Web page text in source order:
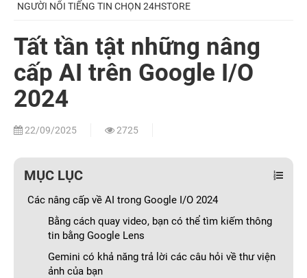
NGƯỜI NỔI TIẾNG TIN CHỌN 24HSTORE
Tất tần tật những nâng
cấp AI trên Google I/O
2024
22/09/2025 2725
MỤC LỤC
Các nâng cấp về AI trong Google I/O 2024
Bằng cách quay video, bạn có thể tìm kiếm thông
tin bằng Google Lens
Gemini có khả năng trả lời các câu hỏi về thư viện
ảnh của bạn